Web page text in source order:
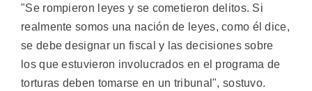
"Se rompieron leyes y se cometieron delitos. Si
realmente somos una nación de leyes, como él dice,
se debe designar un fiscal y las decisiones sobre
los que estuvieron involucrados en el programa de
torturas deben tomarse en un tribunal", sostuvo.